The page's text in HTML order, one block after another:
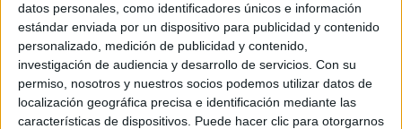
datos personales, como identificadores únicos e información
estándar enviada por un dispositivo para publicidad y contenido
personalizado, medición de publicidad y contenido,
investigación de audiencia y desarrollo de servicios. Con su
permiso, nosotros y nuestros socios podemos utilizar datos de
localización geográfica precisa e identificación mediante las
características de dispositivos. Puede hacer clic para otorgarnos
2 DE JUNIO DE 2009
La participación total (28.284 piezas) cae un
19,9%, procedentes de 86 países.
La crisis azota también a los festivales y el caso más destacado es el sufrido por el Festival
Internacional de Publicidad de Cannes, en el que nuestro país ha reducido su participación en un